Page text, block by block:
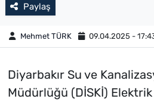
Paylaş
Mehmet TÜRK 09.04.2025 -
Diyarbakır Su ve
Müdürlüğü (DİSKİ)